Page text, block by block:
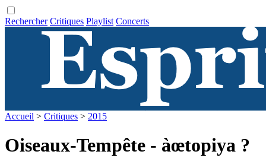
Rechercher Critiques Playlist Concerts
Accueil > Critiques > 2015
Oiseaux-Tempête - àœtopiya ?